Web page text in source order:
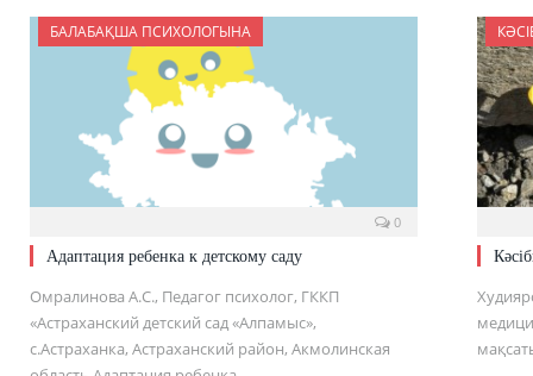
БАЛАБАҚША ПСИХОЛОГЫНА
0
Адаптация ребенка к детскому саду
Омралинова А.С., Педагог психолог, ГККП
«Астраханский детский сад «Алпамыс»,
с.Астраханка, Астраханский район, Акмолинская